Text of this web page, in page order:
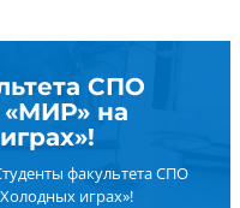
СПО
«МИР» на
факультета СПО
играх»!